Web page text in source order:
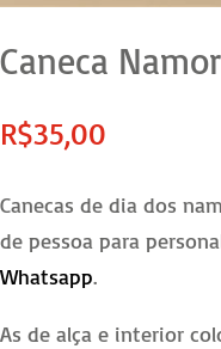
Caneca
R$35,00
Canecas de dia dos
de pessoa para
Whatsapp.
As de alça e interior